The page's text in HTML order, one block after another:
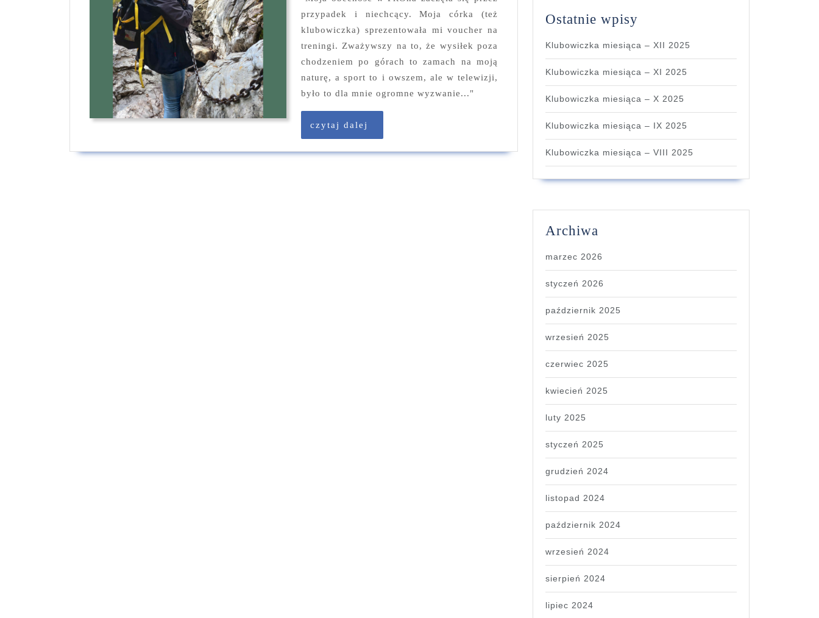
2025
przypadek i niechcący. Moja córka (też
klubowiczka) sprezentowała mi voucher na
treningi. Zważywszy na to, że wysiłek poza
chodzeniem po górach to zamach na moją
naturę, a sport to i owszem, ale w telewizji,
było to dla mnie ogromne wyzwanie..."
czytaj dalej
dalej
Ostatnie wpisy
Klubowiczka miesiąca – XII 2025
Klubowiczka miesiąca – XI 2025
Klubowiczka miesiąca – X 2025
Klubowiczka miesiąca – IX 2025
Klubowiczka miesiąca – VIII 2025
Archiwa
marzec 2026
styczeń 2026
październik 2025
wrzesień 2025
czerwiec 2025
kwiecień 2025
luty 2025
styczeń 2025
grudzień 2024
listopad 2024
październik 2024
wrzesień 2024
sierpień 2024
lipiec 2024